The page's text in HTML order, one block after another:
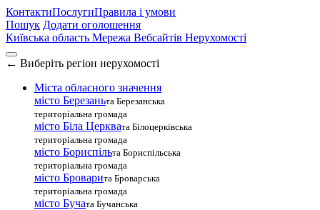
КонтактиПослугиПравила і умови
Пошук Додати оголошення
Київська область Мережа Вебсайтів Нерухомості
← Виберіть регіон нерухомості
Міста обласного значення
місто Березаньта Березанська
територіальна громада
місто Біла Церквата Білоцерківська
територіальна громада
місто Бориспільта Бориспільська
територіальна громада
місто Броварита Броварська
територіальна громада
місто Бучата Бучанська